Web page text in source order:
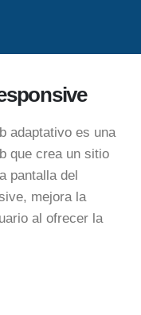
adaptativo es una
que crea un sitio
pantalla del
mejora la
al ofrecer la